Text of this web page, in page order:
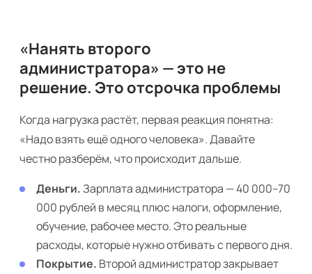
«Нанять второго
администратора» — это не
решение. Это отсрочка проблемы
Когда нагрузка растёт, первая реакция понятна:
«Надо взять ещё одного человека». Давайте
честно разберём, что происходит дальше.
Деньги.Зарплата администратора — 40 000–70
000 рублей в месяц плюс налоги, оформление,
обучение, рабочее место. Это реальные
расходы, которые нужно отбивать с первого дня.
Покрытие. Второй администратор закрывает